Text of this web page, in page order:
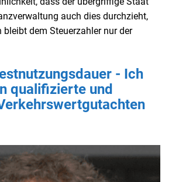
auch dies durchzieht,
bleibt dem Steuerzahler nur der
- Ich
qualifizierte und